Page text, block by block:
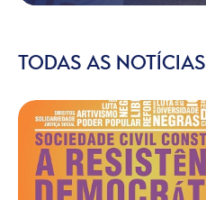
TODAS AS NOTÍCIAS